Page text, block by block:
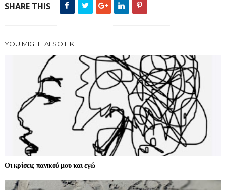
SHARE THIS
YOU MIGHT ALSO LIKE
Οι κρίσεις πανικού μου και εγώ